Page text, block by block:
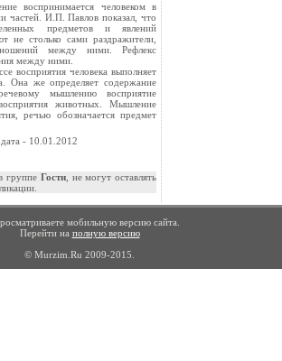
воспринимается человеком в
частей. И.П. Павлов показал, что
предметов и явлений
не столько сами раздражители,
между ними. Рефлекс
между ними.
восприятия человека выполняет
Она же определяет содержание
мышлению восприятие
животных. Мышление
речью обозначается предмет
- 10.01.2012
группе Гости, не могут оставлять
мобильную версию сайта.
Перейти на полную версию
© Murzim.Ru 2009-2015.